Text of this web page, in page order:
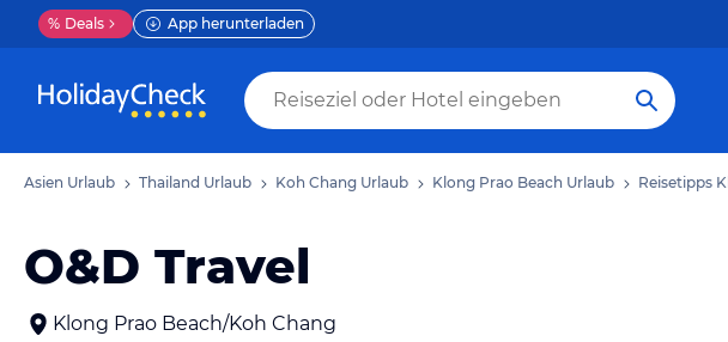
% Deals App herunterladen
Asien Urlaub Thailand Urlaub Koh Chang Urlaub Klong Prao Beach Urlaub Reisetipps
O&D Travel
Klong Prao Beach/Koh Chang